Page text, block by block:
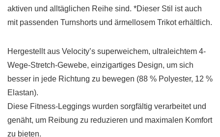
aktiven und alltäglichen Reihe sind. *Dieser Stil ist auch
mit passenden Turnshorts und ärmellosem Trikot erhältlich.
Hergestellt aus Velocity’s superweichem, ultraleichtem 4-
Wege-Stretch-Gewebe, einzigartiges Design, um sich
besser in jede Richtung zu bewegen (88 % Polyester, 12 %
Elastan).
Diese Fitness-Leggings wurden sorgfältig verarbeitet und
genäht, um Reibung zu reduzieren und maximalen Komfort
zu bieten.